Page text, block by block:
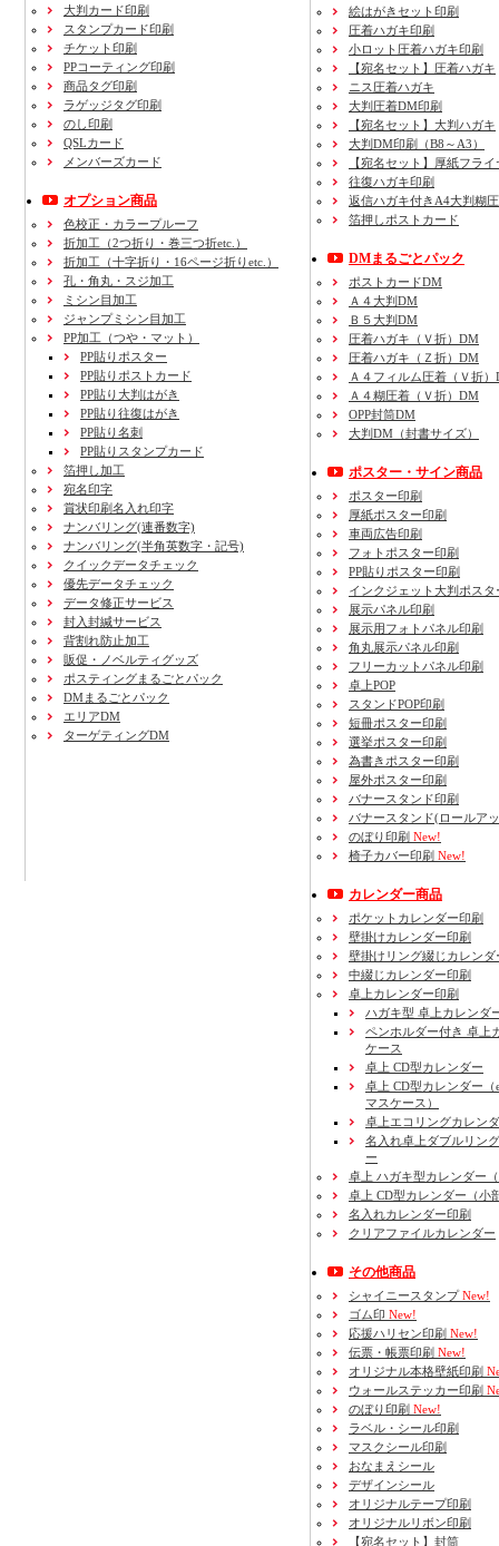
大判カード印刷
スタンプカード印刷
チケット印刷
PPコーティング印刷
商品タグ印刷
ラゲッジタグ印刷
のし印刷
QSLカード
メンバーズカード
オプション商品
色校正・カラープルーフ
折加工 （2つ折り・巻三つ折etc.）
折加工 （十字折り・16ページ折りetc.）
孔・角丸・スジ加工
ミシン目加工
ジャンプミシン目加工
PP加工 （つや・マット）
PP貼りポスター
PP貼りポストカード
PP貼り大判はがき
PP貼り往復はがき
PP貼り名刺
PP貼りスタンプカード
箔押し加工
宛名印字
賞状印刷名入れ印字
ナンバリング(連番数字)
ナンバリング(半角英数字・記号)
クイックデータチェック
優先データチェック
データ修正サービス
封入封緘サービス
背割れ防止加工
販促・ノベルティグッズ
ポスティングまるごとパック
DMまるごとパック
エリアDM
ターゲティングDM
絵はがきセット印刷
圧着ハガキ印刷
小ロット圧着ハガキ印刷
【宛名セット】圧着ハガキ
ニス圧着ハガキ
大判圧着DM印刷
【宛名セット】大判ハガキ
大判DM印刷（B8～A3）
【宛名セット】厚紙フライ
往復ハガキ印刷
返信ハガキ付きA4大判糊
箔押しポストカード
DMまるごとパック
ポストカードDM
Ａ４大判DM
Ｂ５大判DM
圧着ハガキ（Ｖ折）DM
圧着ハガキ（Ｚ折）DM
Ａ４フィルム圧着（Ｖ折）
Ａ４糊圧着（Ｖ折）DM
OPP封筒DM
大判DM（封書サイズ）
ポスター・サイン商品
ポスター印刷
厚紙ポスター印刷
車両広告印刷
フォトポスター印刷
PP貼りポスター印刷
インクジェット大判ポスタ
展示パネル印刷
展示用フォトパネル印刷
角丸展示パネル印刷
フリーカットパネル印刷
卓上POP
スタンドPOP印刷
短冊ポスター印刷
選挙ポスター印刷
為書きポスター印刷
屋外ポスター印刷
バナースタンド印刷
バナースタンド(ロールア
のぼり印刷 New!
椅子カバー印刷 New!
カレンダー商品
ポケットカレンダー印刷
壁掛けカレンダー印刷
壁掛けリング綴じカレンダ
中綴じカレンダー印刷
卓上カレンダー印刷
ハガキ型 卓上カレンダ
ペンホルダー付き 卓上
ケース
卓上 CD型カレンダー
卓上 CD型カレンダー（
マスケース）
卓上エコリングカレン
名入れ卓上ダブルリン
ー
卓上 ハガキ型カレンダー
卓上 CD型カレンダー（小
名入れカレンダー印刷
クリアファイルカレンダー
その他商品
シャイニースタンプNew!
ゴム印 New!
応援ハリセン印刷 New!
伝票・帳票印刷 New!
オリジナル本格壁紙印刷
ウォールステッカー印刷
のぼり印刷 New!
ラベル・シール印刷
マスクシール印刷
おなまえシール
デザインシール
オリジナルテープ印刷
オリジナルリボン印刷
【宛名セット】封筒